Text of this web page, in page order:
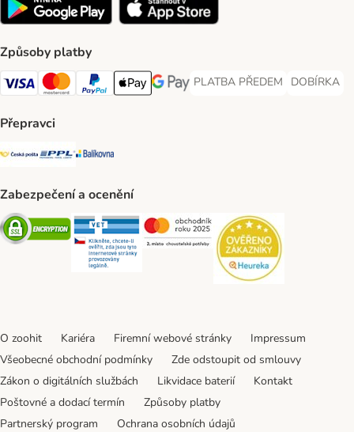
Způsoby platby
Visa Payment Method
Mastercard Payment Method
PayPal Payment Method
Apple pay Payment Method
GooglePay Payment Method
PLATBA PŘEDEM
PLATBA PŘEDEM Payment
DOBÍRKA
DOBÍRKA
Přepravci
Česká pošta Shipping Method
PPL Shipping Method
Balíkovna Shipping Method
Zabezpečení a ocenění
Security Security Security
O zoohit Kariéra Firemní webové stránky
Impressum
Všeobecné obchodní podmínky
Zde odstoupit od smlouvy
Zákon o digitálních službách
Likvidace baterií
Kontakt
Poštovné a dodací termín
Způsoby platby
Partnerský program
Ochrana osobních údajů